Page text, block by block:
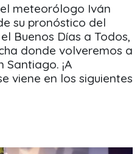
meteorólogo Iván
su pronóstico del
Buenos Días a Todos,
donde volveremos a
¡A
viene en los siguientes